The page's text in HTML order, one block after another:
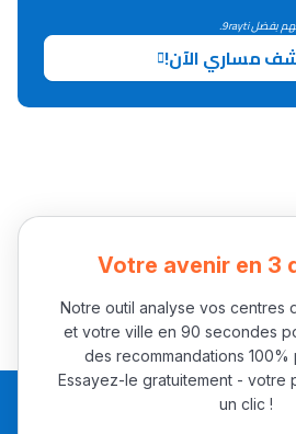
مساري الآن!
Votre avenir en 3
Notre outil analyse vos centres
et votre ville en 90 secondes
des recommandations 100%
Essayez-le gratuitement - votre
un clic !